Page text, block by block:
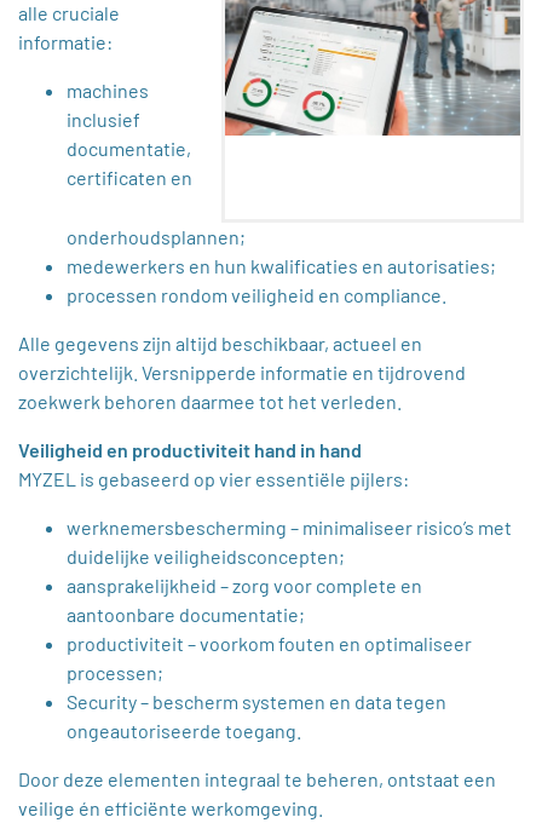
alle cruciale
informatie:
machines
inclusief
documentatie,
certificaten en
onderhoudsplannen;
medewerkers en hun kwalificaties en autorisaties;
processen rondom veiligheid en compliance.
Alle gegevens zijn altijd beschikbaar, actueel en
overzichtelijk. Versnipperde informatie en tijdrovend
zoekwerk behoren daarmee tot het verleden.
Veiligheid en productiviteit hand in hand
MYZEL is gebaseerd op vier essentiële pijlers:
werknemersbescherming – minimaliseer risico’s met
duidelijke veiligheidsconcepten;
aansprakelijkheid – zorg voor complete en
aantoonbare documentatie;
productiviteit – voorkom fouten en optimaliseer
processen;
Security – bescherm systemen en data tegen
ongeautoriseerde toegang.
Door deze elementen integraal te beheren, ontstaat een
veilige én efficiënte werkomgeving.